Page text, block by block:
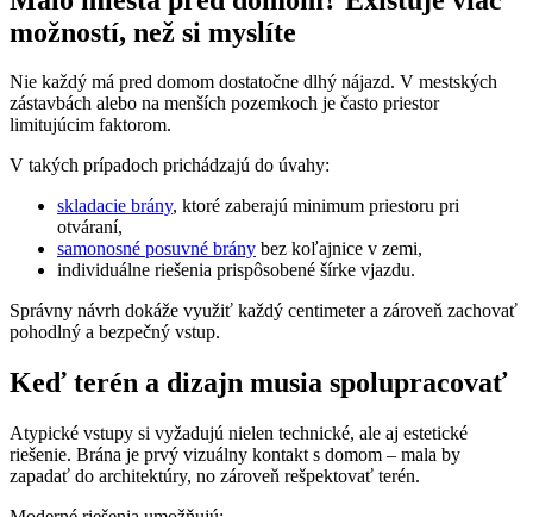
možností, než si myslíte
Nie každý má pred domom dostatočne dlhý nájazd. V mestských
zástavbách alebo na menších pozemkoch je často priestor
limitujúcim faktorom.
V takých prípadoch prichádzajú do úvahy:
skladacie brány, ktoré zaberajú minimum priestoru pri
otváraní,
samonosné posuvné brány bez koľajnice v zemi,
individuálne riešenia prispôsobené šírke vjazdu.
Správny návrh dokáže využiť každý centimeter a zároveň zachovať
pohodlný a bezpečný vstup.
Keď terén a dizajn musia spolupracovať
Atypické vstupy si vyžadujú nielen technické, ale aj estetické
riešenie. Brána je prvý vizuálny kontakt s domom – mala by
zapadať do architektúry, no zároveň rešpektovať terén.